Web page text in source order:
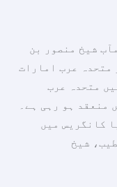
عزت مآب شیخ منصور بن
متحدہ عرب امارات
متحدہ عرب
منعقد ہو رہی ہے۔
کانگریس میں
شیخ